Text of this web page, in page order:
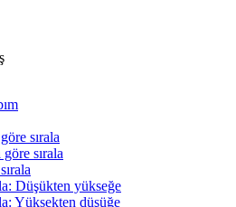
sırala
sırala
Düşükten yükseğe
Yüksekten düşüğe